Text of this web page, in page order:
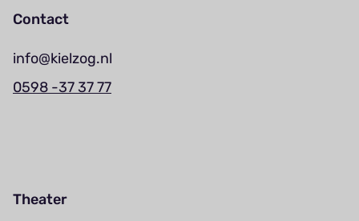
Contact
info@kielzog.nl
0598 -37 37 77
Theater